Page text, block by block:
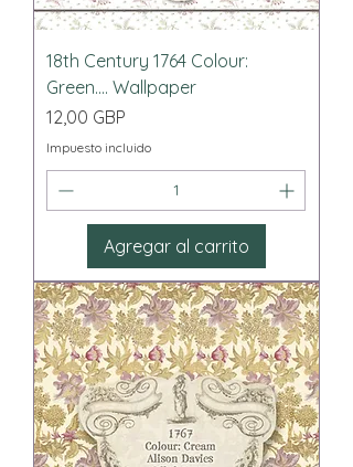
18th Century 1764 Colour:
Green.... Wallpaper
Precio
12,00 GBP
Impuesto incluido
Agregar al carrito